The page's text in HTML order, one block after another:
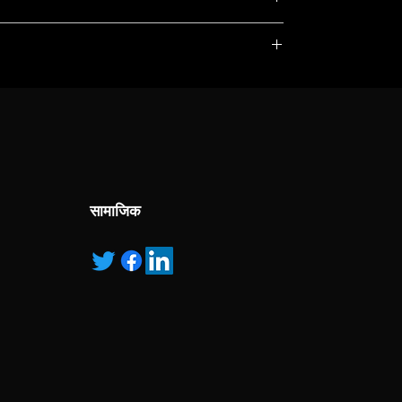
with the listed products, it is only used for the
own manufactured, “ad” means authorised
सामाजिक